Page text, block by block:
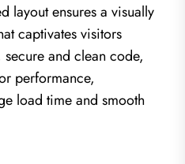
layout ensures a visually
captivates visitors
and clean code,
performance,
load time and smooth